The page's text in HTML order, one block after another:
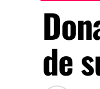
de